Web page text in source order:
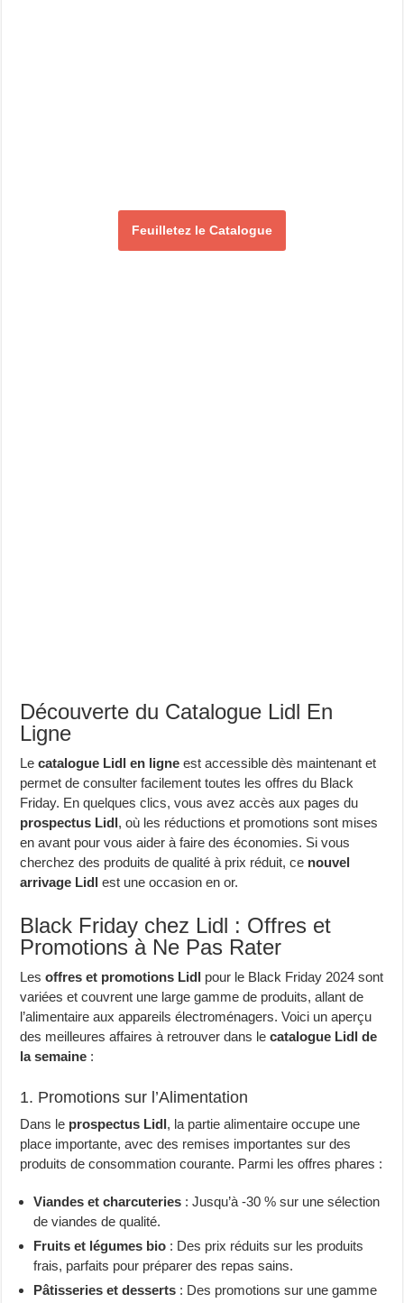
Feuilletez le Catalogue
Découverte du Catalogue Lidl En
Ligne
Lecatalogue Lidl en ligne est accessible dès maintenant et
permet de consulter facilement toutes les offres du Black
Friday. En quelques clics, vous avez accès aux pages du
prospectus Lidl, où les réductions et promotions sont mises
en avant pour vous aider à faire des économies. Si vous
cherchez des produits de qualité à prix réduit, ce nouvel
arrivage Lidl est une occasion en or.
Black Friday chez Lidl : Offres et
Promotions à Ne Pas Rater
Lesoffres et promotions Lidl pour le Black Friday 2024 sont
variées et couvrent une large gamme de produits, allant de
l’alimentaire aux appareils électroménagers. Voici un aperçu
des meilleures affaires à retrouver dans lecatalogue Lidl de
la semaine :
1. Promotions sur l’Alimentation
Dans le prospectus Lidl, la partie alimentaire occupe une
place importante, avec des remises importantes sur des
produits de consommation courante. Parmi les offres phares :
Viandes et charcuteries : Jusqu’à -30 % sur une sélection
de viandes de qualité.
Fruits et légumes bio : Des prix réduits sur les produits
frais, parfaits pour préparer des repas sains.
Pâtisseries et desserts : Des promotions sur une gamme